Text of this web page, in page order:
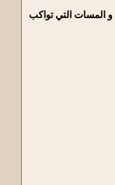
و المسات التي تواكب